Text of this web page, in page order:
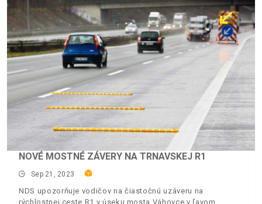
NOVÉ MOSTNÉ ZÁVERY NA TRNAVSKEJ R1
Sep 21, 2023
NDS upozorňuje vodičov na čiastočnú uzáveru na
rýchlostnej ceste R1 v úseku mosta Váhovce v ľavom